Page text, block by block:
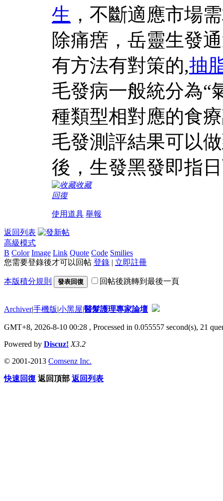
生 ，不斷適應市場
除痛瘔，岳靈生發
有方法有對策的,抽
毛發病一般統分為“
種類型相對應的食
毛發測評結果可以
後，生發黑發即指
收藏
回復
使用道具 舉報
返回列表
高級模式
B Color Image Link Quote Code Smilies
您需要登錄後才可以回帖 登錄 | 立即註冊
本版積分規則 發表回復 回帖後跳轉到最後一頁
Archiver|手機版|小黑屋|醫髮護理專家論壇
GMT+8, 2026-8-10 00:28 , Processed in 0.055557 second(s), 21
Powered by Discuz! X3.2
© 2001-2013 Comsenz Inc.
快速回復 返回頂部 返回列表